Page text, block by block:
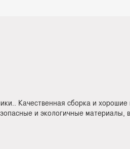
Качественная сборка и
и экологичные материалы,